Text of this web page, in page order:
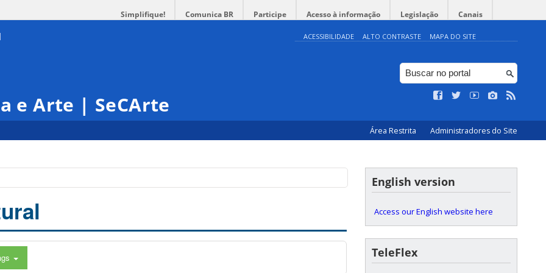
Simplifique! Comunica BR Participe Acesso à informação Legislação Canais
ACESSIBILIDADE ALTO CONTRASTE MAPA DO SITE
e Arte | SeCArte
Área Restrita Administradores do Site
English version
Access our English website here
TeleFlex